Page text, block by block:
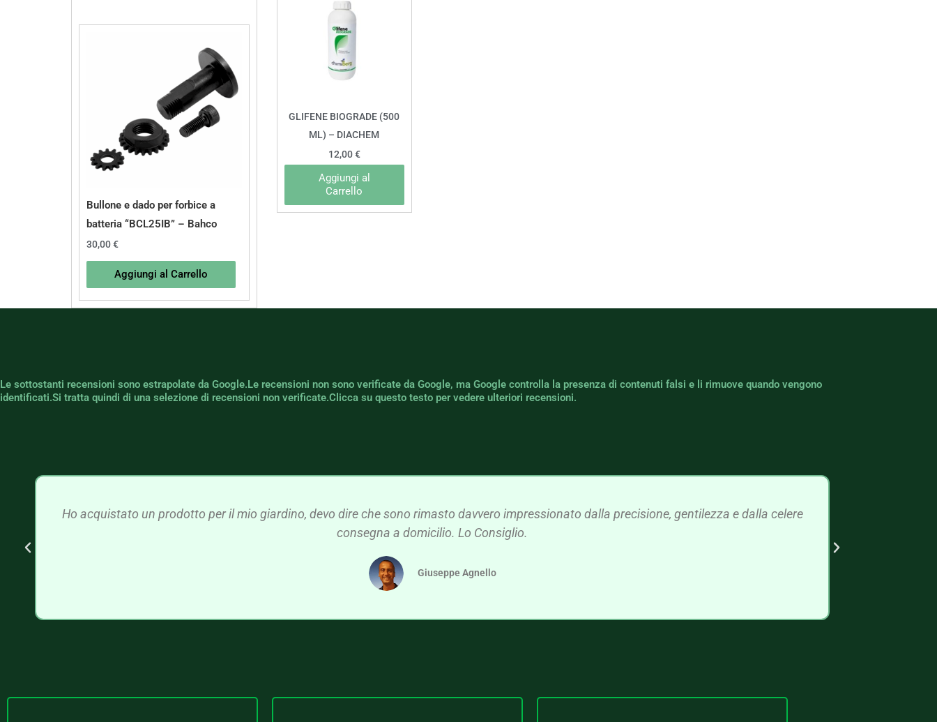
Bullone e dado per forbice a
batteria “BCL25IB” – Bahco
30,00€
Aggiungi al Carrello
GLIFENE BIOGRADE (500
ML) – DIACHEM
12,00€
Aggiungi al
Carrello
Le sottostanti recensioni sono estrapolate da Google.Le recensioni non sono verificate da Google, ma Google controlla la presenza di contenuti falsi e li rimuove quando vengono
identificati.Si tratta quindi di una selezione di recensioni non verificate.Clicca su questo testo per vedere ulteriori recensioni.
Ho acquistato un prodotto per il mio giardino, devo dire che sono rimasto davvero impressionato dalla precisione, gentilezza e dalla celere
consegna a domicilio. Lo Consiglio.
Giuseppe Agnello